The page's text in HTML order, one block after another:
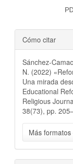
Cómo citar
Sánchez-
N. (2022)
Una mirada
Educational
Religious
38(73), pp.
Más